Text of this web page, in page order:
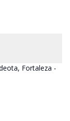
Fortaleza -